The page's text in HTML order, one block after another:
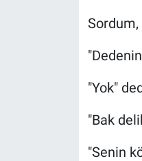
Sordum,
"Yok"
"Bak
"Senin